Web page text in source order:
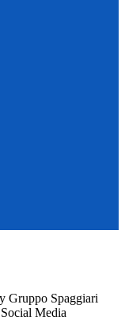
Gruppo Spaggiari
Media